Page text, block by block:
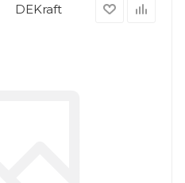
DEKraft